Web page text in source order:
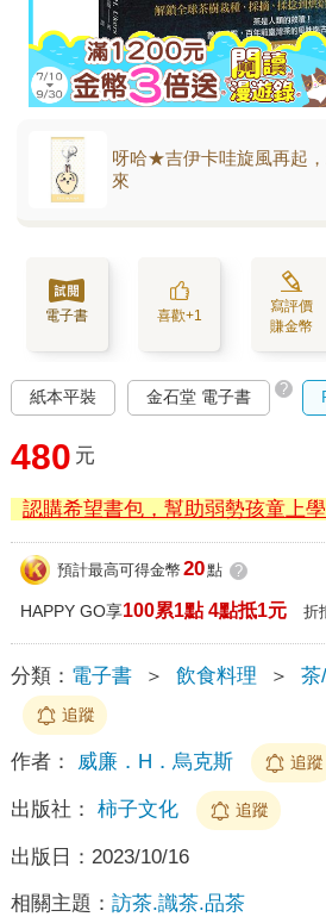
呀哈★吉伊卡哇旋風再起
來
電子書 喜歡+1
寫評價
賺金幣
紙本平裝 金石堂 電子書 ?
480 元
認購希望書包，幫助弱勢孩童上學
預計最高可得金幣 20點 ?
HAPPY GO享100累1點 4點抵1元 折
分類： 電子書 ＞ 飲食料理 ＞ 茶
追蹤
作者： 威廉．H．烏克斯 追蹤
出版社： 柿子文化 追蹤
出版日： 2023/10/16
相關主題： 訪茶.識茶.品茶